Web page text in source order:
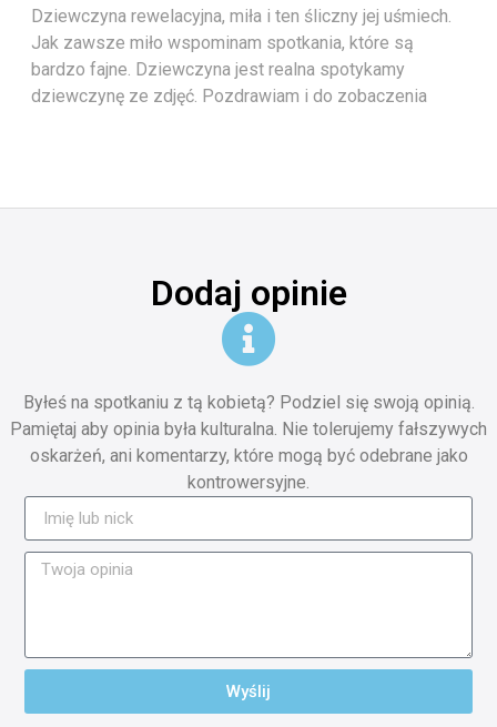
Dziewczyna rewelacyjna, miła i ten śliczny jej uśmiech.
Jak zawsze miło wspominam spotkania, które są
bardzo fajne. Dziewczyna jest realna spotykamy
dziewczynę ze zdjęć. Pozdrawiam i do zobaczenia
Dodaj opinie
Byłeś na spotkaniu z tą kobietą? Podziel się swoją opinią.
Pamiętaj aby opinia była kulturalna. Nie tolerujemy fałszywych
oskarżeń, ani komentarzy, które mogą być odebrane jako
kontrowersyjne.
Wyślij